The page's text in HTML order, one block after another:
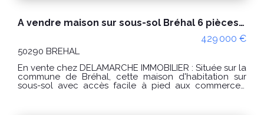
A vendre maison sur sous-sol Bréhal 6 pièces - 5 chambres
429 000 €
50290 BREHAL
En vente chez DELAMARCHE IMMOBILIER : Située sur la
commune de Bréhal, cette maison d'habitation sur
sous-sol avec accès facile à pied aux commerces,